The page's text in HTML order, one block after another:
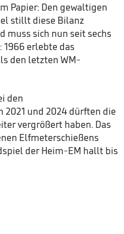
Papier: Den gewaltigen
stillt diese Bilanz
muss sich nun seit sechs
erlebte das
den letzten WM-
den
2021 und 2024 dürften die
vergrößert haben. Das
Elfmeterschießens
der Heim-EM hallt bis